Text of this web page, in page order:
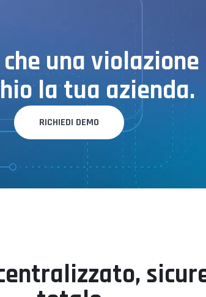
una
la tua azienda.
RICHIEDI DEMO